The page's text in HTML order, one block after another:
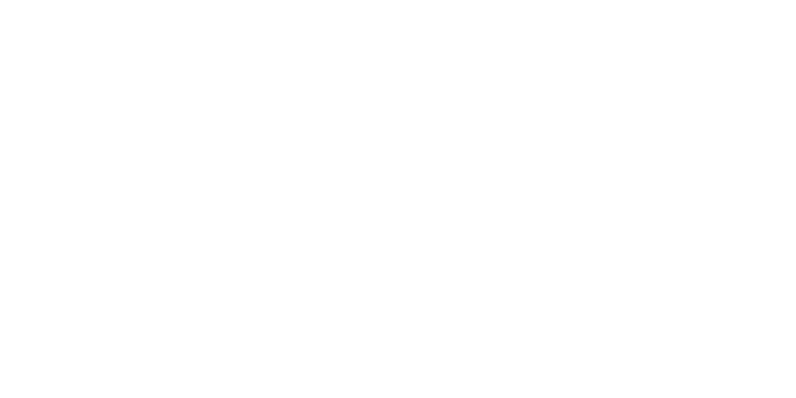
informaciónactual en Configuración de sesión, los administradores fuerzan a los
navegador más recientes, como el aislamiento DOM refinado y las
(XSS), garantizando que incluso los componentes heredados se
Lightning Locker expone su organización a vulnerabilidades de seguridad
cruzadas (XSS).
no parcheadas que están estrictamente bloqueadas en las versiones más
antiguas y menos restrictivas, el atacante puede ejecutar JavaScript
raspar silenciosamente datos confidenciales de otros componentes o